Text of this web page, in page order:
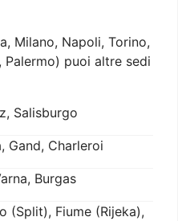
Milano, Napoli, Torino,
Palermo) puoi altre sedi
Salisburgo
Gand, Charleroi
Burgas
(Split), Fiume (Rijeka),